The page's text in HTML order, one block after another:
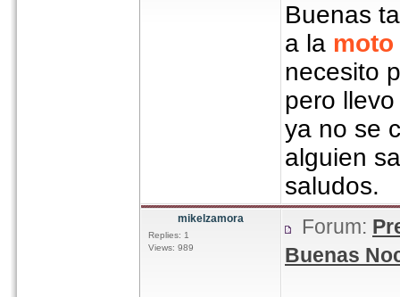
Buenas
a la moto
necesito
pero
ya no se
alguien
saludos.
mikelzamora
Replies: 1
Views: 989
Forum:
Buenas